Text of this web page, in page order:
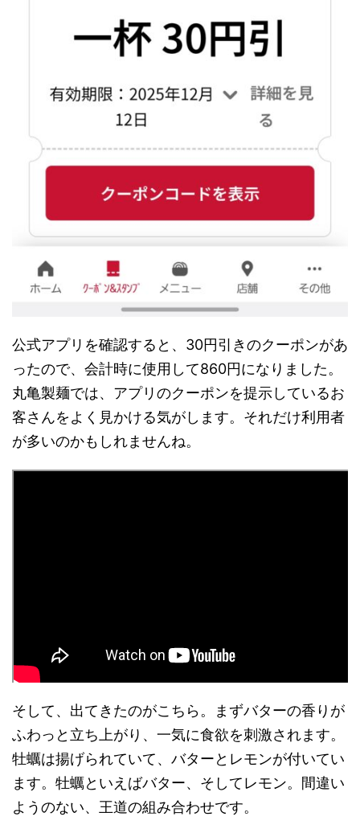
公式アプリを確認すると、30円引きのクーポンがあ
ったので、会計時に使用して860円になりました。
丸亀製麺では、アプリのクーポンを提示しているお
客さんをよく見かける気がします。それだけ利用者
が多いのかもしれませんね。
そして、出てきたのがこちら。まずバターの香りが
ふわっと立ち上がり、一気に食欲を刺激されます。
牡蠣は揚げられていて、バターとレモンが付いてい
ます。牡蠣といえばバター、そしてレモン。間違い
ようのない、王道の組み合わせです。